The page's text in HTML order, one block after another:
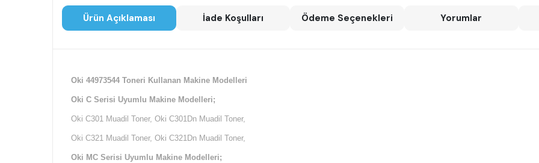
Ürün Açıklaması İade Koşulları Ödeme Seçenekleri Yorumlar
Oki 44973544 Toneri Kullanan Makine Modelleri
Oki C Serisi Uyumlu Makine Modelleri;
Oki C301 Muadil Toner, Oki C301Dn Muadil Toner,
Oki C321 Muadil Toner, Oki C321Dn Muadil Toner,
Oki MC Serisi Uyumlu Makine Modelleri;